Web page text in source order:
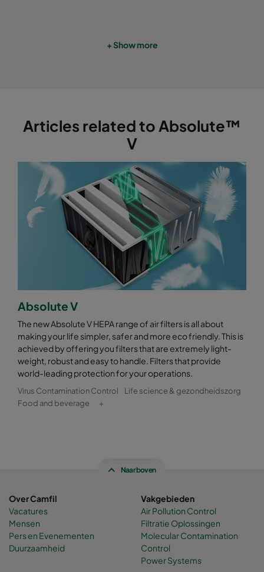
+ Show more
Articles related to Absolute™
V
Absolute V
The new Absolute V HEPA range of air filters is all about
making your life simpler, safer and more eco friendly. This is
achieved by offering you filters that are extremely light-
weight, robust and easy to handle. Filters that provide
world-leading protection for your operations.
Virus Contamination Control
Life science & gezondheidszorg
Food and beverage
+
Naar boven
Over Camfil
Vacatures
Mensen
Pers en Evenementen
Duurzaamheid
Vakgebieden
Air Pollution Control
Filtratie Oplossingen
Molecular Contamination
Control
Power Systems